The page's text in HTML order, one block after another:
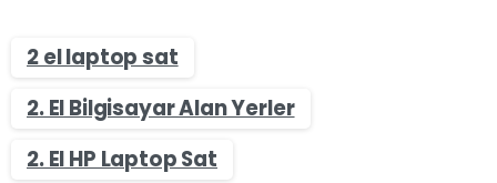
2 el laptop sat
2. El Bilgisayar Alan Yerler
2. El HP Laptop Sat